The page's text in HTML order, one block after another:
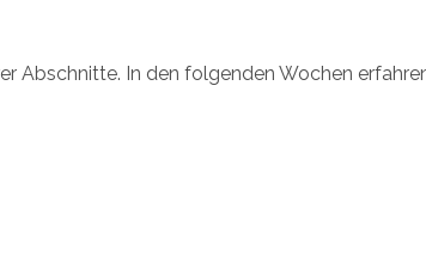
Abschnitte. In den folgenden Wochen